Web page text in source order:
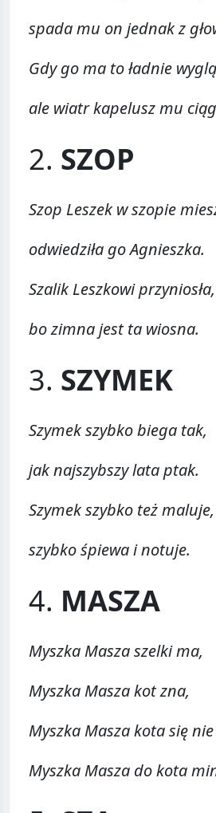
spada mu on jednak z
Gdy go ma to ładnie
ale wiatr kapelusz mu
2. SZOP
Szop Leszek w szopie
odwiedziła go Agnieszka.
Szalik Leszkowi przyniosła,
bo zimna jest ta wiosna.
3. SZYMEK
Szymek szybko biega tak,
jak najszybszy lata ptak.
Szymek szybko też maluje,
szybko śpiewa i notuje.
4. MASZA
Myszka Masza szelki ma,
Myszka Masza kot zna,
Myszka Masza kota się
Myszka Masza do kota